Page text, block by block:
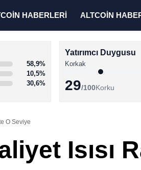
HABERLERİ ALTCOİN
58,9%
10,5%
30,6%
Yatırımcı Duygusu
Korkak
29/100Korku
O Seviye
Isısı